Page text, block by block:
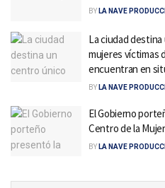
BY LA NAVE
La ciudad
mujeres víctimas
encuentran en
BY LA NAVE
El Gobierno
Centro de la
BY LA NAVE